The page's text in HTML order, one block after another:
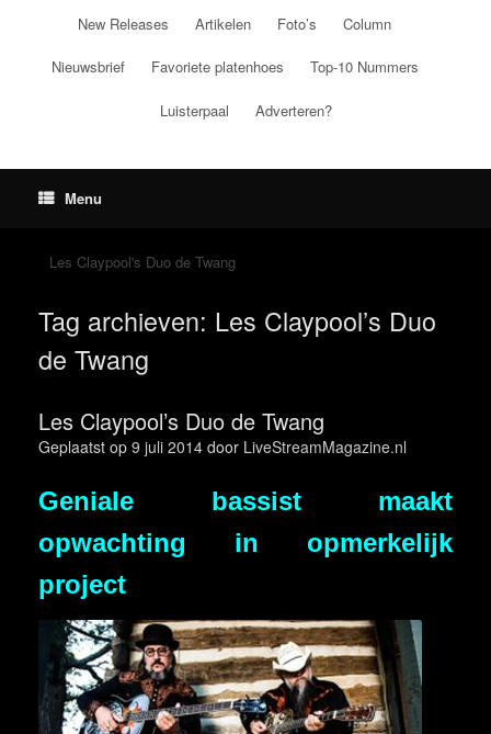
New Releases Artikelen Foto’s Column
Nieuwsbrief Favoriete platenhoes Top-10 Nummers
Luisterpaal Adverteren?
Menu
Les Claypool's Duo de Twang
Tag archieven: Les Claypool’s Duo
de Twang
Les Claypool’s Duo de Twang
Geplaatst op 9 juli 2014 door LiveStreamMagazine.nl
Geniale bassist maakt
opwachting in opmerkelijk
project